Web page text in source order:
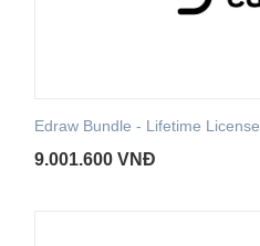
Edraw Bundle - Lifetime License
9.001.600 VNĐ